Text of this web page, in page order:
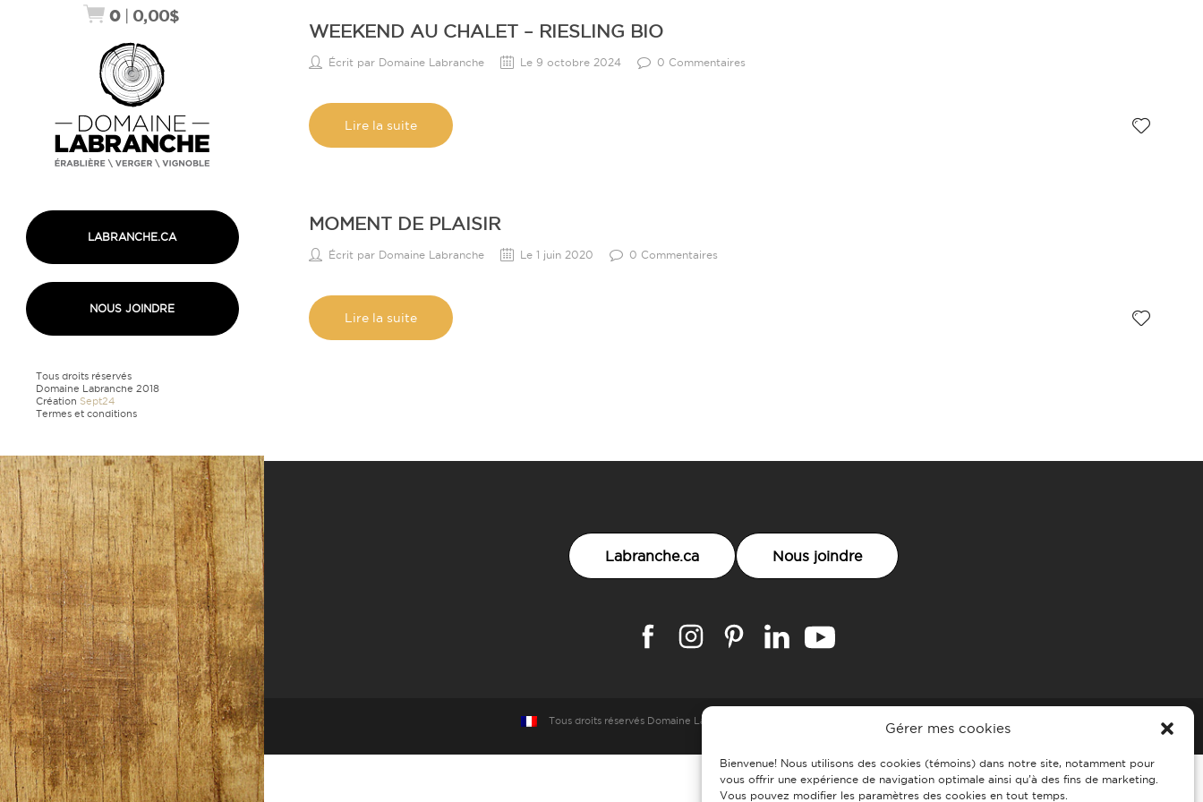
Gérer mes cookies
Bienvenue! Nous utilisons des cookies (témoins) dans notre site, notamment pour
vous offrir une expérience de navigation optimale ainsi qu’à des fins de marketing.
Vous pouvez modifier les paramètres des cookies en tout temps.
0 | 0,00$
LABRANCHE.CA
NOUS JOINDRE
Tous droits réservés
Domaine Labranche 2018
Création Sept24
Termes et conditions
WEEKEND AU CHALET – RIESLING BIO
Écrit par Domaine Labranche Le 9 octobre 2024 0 Commentaires
Lire la suite
MOMENT DE PLAISIR
Écrit par Domaine Labranche Le 1 juin 2020 0 Commentaires
Lire la suite
Labranche.ca Nous joindre
Tous droits réservés Domaine Labranche 2018